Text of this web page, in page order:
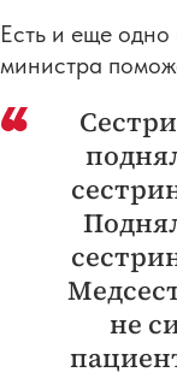
Есть и еще
министра
не